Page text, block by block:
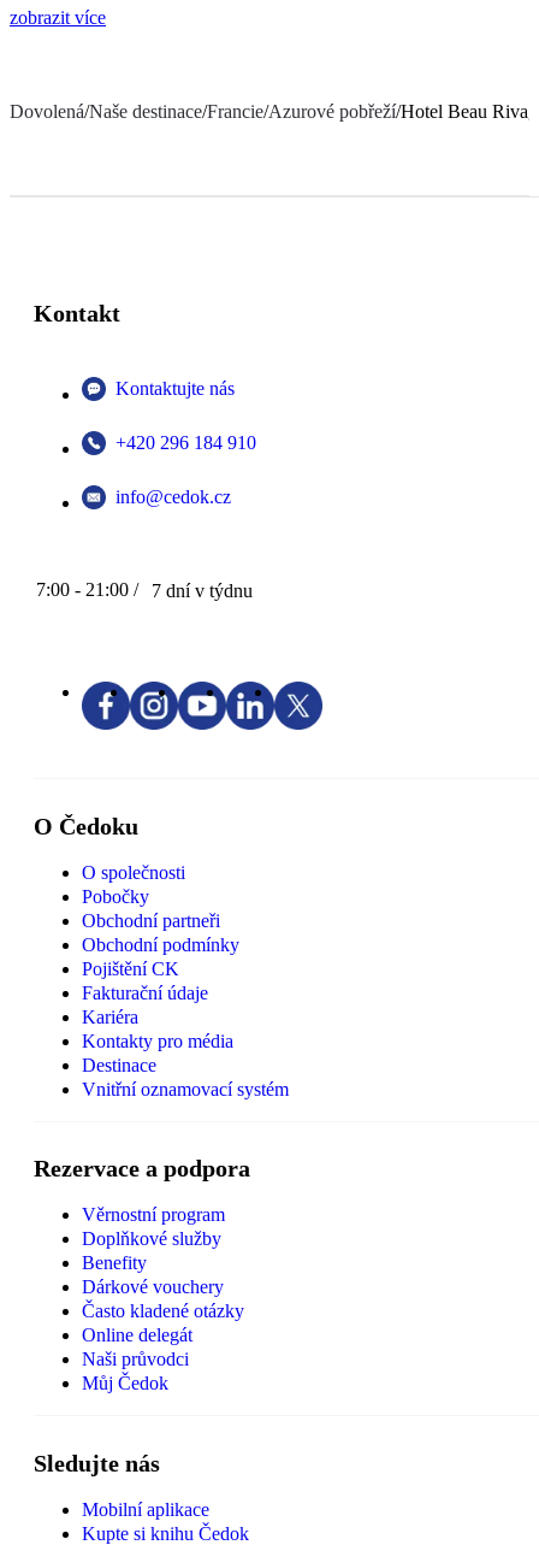
zobrazit více
Dovolená/Naše destinace/Francie/Azurové pobřeží/Hotel Beau
Kontakt
Kontaktujte nás
+420 296 184 910
info@cedok.cz
7:00 - 21:00 / 7 dní v týdnu
O Čedoku
O společnosti
Pobočky
Obchodní partneři
Obchodní podmínky
Pojištění CK
Fakturační údaje
Kariéra
Kontakty pro média
Destinace
Vnitřní oznamovací systém
Rezervace a podpora
Věrnostní program
Doplňkové služby
Benefity
Dárkové vouchery
Často kladené otázky
Online delegát
Naši průvodci
Můj Čedok
Sledujte nás
Mobilní aplikace
Kupte si knihu Čedok